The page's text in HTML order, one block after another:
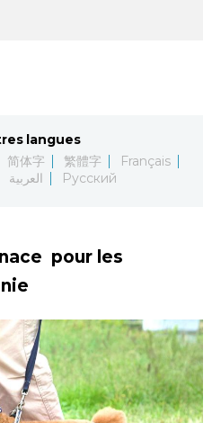
langues
简体字 繁體字
Français
العربية Русский
pour les